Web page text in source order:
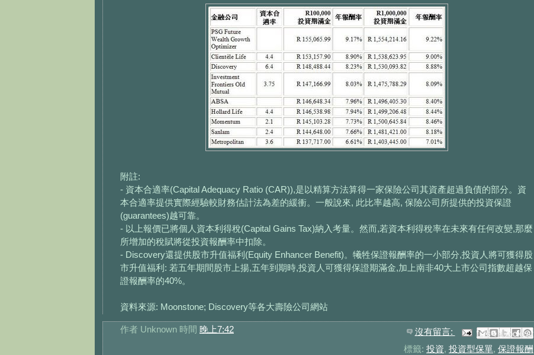
附註:
- 資本合適率(Capital Adequacy Ratio (CAR)),是以精算方法算得一家保險公司其資產超過負債的部分。資
本合適率提供實際經驗較財務估計法為差的緩衝。一般說來, 此比率越高, 保險公司所提供的投資保證
(guarantees)越可靠。
- 以上報價已將個人資本利得稅(Capital Gains Tax)納入考量。然而,若資本利得稅率在未來有任何改變,那麼
所增加的稅賦將從投資報酬率中扣除。
- Discovery還提供股市升值福利(Equity Enhancer Benefit)。犧牲保證報酬率的一小部分,投資人將可獲得股
市升值福利: 若五年期間股市上揚,五年到期時,投資人可獲得保證期滿金,加上南非40大上市公司指數超越保
證報酬率的40%。
資料來源: Moonstone; Discovery等各大壽險公司網站
作者 Unknown 時間 晚上7:42 沒有留言:
以電子郵件傳送這篇文章
BlogThis！
分享至 X
分享至 Facebook
分享到 Pinterest
標籤: 投資, 投資型保單, 保證報酬